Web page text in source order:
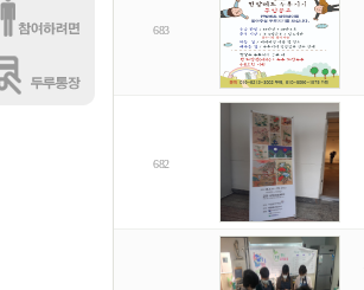
683
682